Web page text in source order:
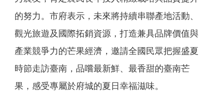
的努力。市府表示，未來將持續串聯產地活動、
觀光旅遊及國際拓銷資源，打造兼具品牌價值與
產業競爭力的芒果經濟，邀請全國民眾把握盛夏
時節走訪臺南，品嚐最新鮮、最香甜的臺南芒
果，感受專屬於府城的夏日幸福滋味。